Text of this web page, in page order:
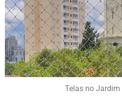
Telas no Jardim